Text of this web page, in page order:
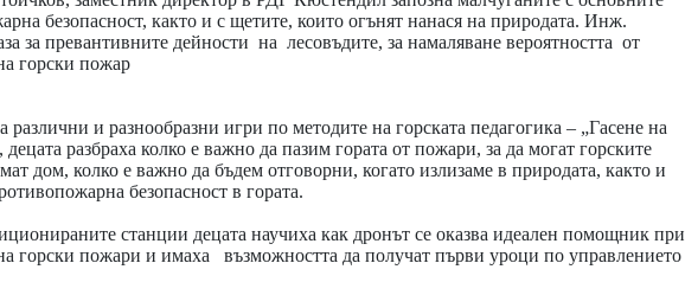
безопасност, както и с щетите, които огънят нанася на природата. Инж.
за превантивните дейности на лесовъдите, за намаляване вероятността от
горски пожар
и разнообразни игри по методите на горската педагогика – „Гасене на
разбраха колко е важно да пазим гората от пожари, за да могат горските
дом, колко е важно да бъдем отговорни, когато излизаме в природата, както и
безопасност в гората.
станции децата научиха как дронът се оказва идеален помощник при
горски пожари и имаха възможността да получат първи уроци по управлението